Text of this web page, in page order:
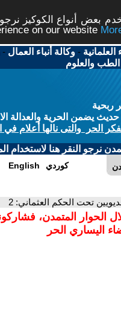
بعض أنواع الكوكيز
on our website
العلمانية -وكالة أنباء العمال -
الطب والعلوم
ربحية
يضمن الحرية والعدالة
الحر والتى نالها أعلام في
نرجو النقر هنا لاستخدام
English كوردي
تحت الحكم العثماني: 2
الحوار المتمدن،
اليساري الحر